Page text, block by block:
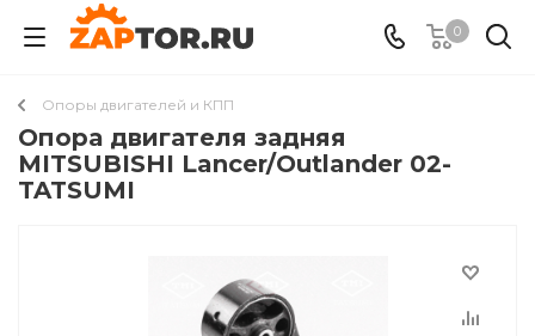
0
Опоры двигателей и КПП
Опора двигателя задняя
MITSUBISHI Lancer/Outlander 02-
TATSUMI